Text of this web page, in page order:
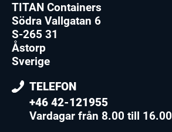
TITAN Containers
Södra Vallgatan 6
S-265 31
Åstorp
Sverige
TELEFON
+46 42-121955
Vardagar från 8.00 till 16.00